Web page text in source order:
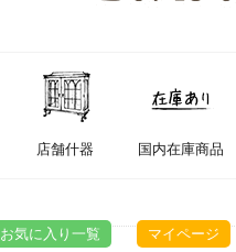
お気に入り一覧 マイページ